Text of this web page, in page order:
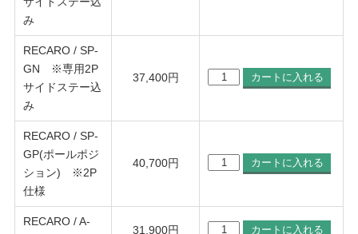
み
RECARO / SP-
GN ※専用2P
サイドステー込
み
37,400円
RECARO / SP-
GP(ポールポジ
ション) ※2P
仕様
40,700円
RECARO / A-
31,900円